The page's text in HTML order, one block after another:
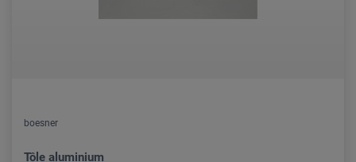
boesner
Tôle aluminium